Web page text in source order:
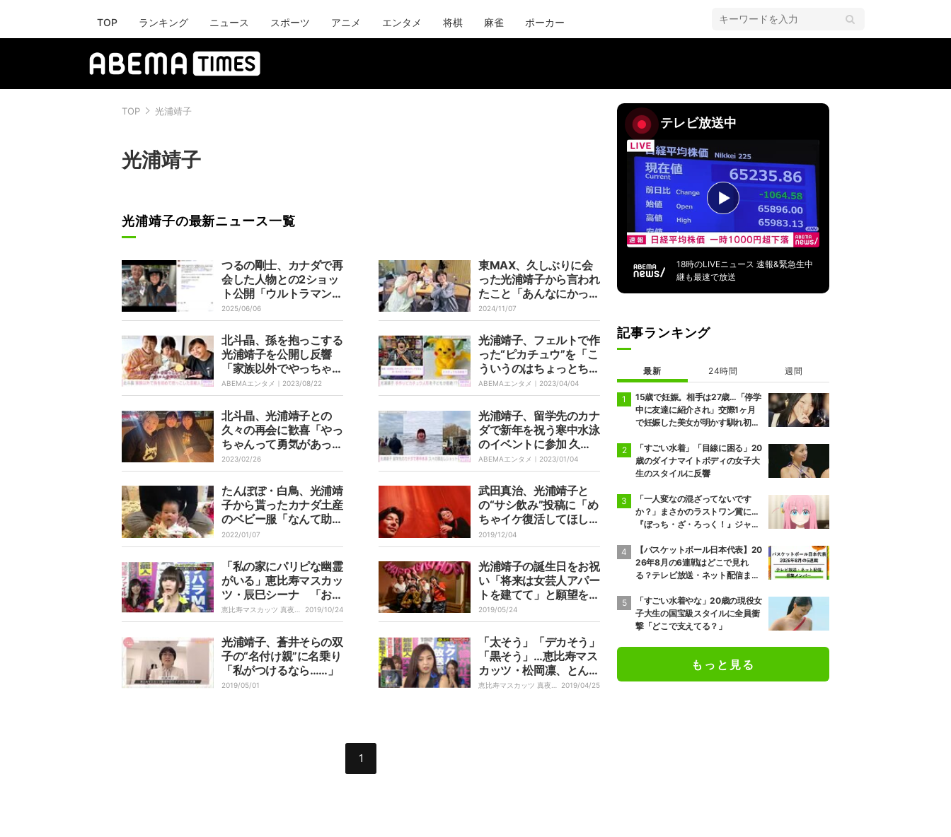
TOP ランキング ニュース スポーツ アニメ エンタメ 将棋 麻雀 ポーカー
TOP 光浦靖子
光浦靖子
光浦靖子の最新ニュース一覧
つるの剛士、カナダで再
会した人物との2ショッ
ト公開「ウルトラマンダ
イナ時代からのお付き合
い」
2025/06/06
東MAX、久しぶりに会
った光浦靖子から言われ
たこと「あんなにかっこ
良かったのに」
2024/11/07
北斗晶、孫を抱っこする
光浦靖子を公開し反響
「家族以外でやっちゃん
が初めてです」
ABEMAエンタメ｜ 2023/08/22
光浦靖子、フェルトで作
った“ピカチュウ”を「こ
ういうのはちょっとちが
う」と言われショック
ABEMAエンタメ｜ 2023/04/04
北斗晶、光浦靖子との
久々の再会に歓喜「やっ
ちゃんって勇気があって
本当に凄い」
2023/02/26
光浦靖子、留学先のカナ
ダで新年を祝う寒中水泳
のイベントに参加 久々
の顔出しショットを公開
ABEMAエンタメ｜ 2023/01/04
たんぽぽ・白鳥、光浦靖
子から貰ったカナダ土産
のベビー服「なんて助か
るんだ！」
2022/01/07
武田真治、光浦靖子と
の“サシ飲み”投稿に「め
ちゃイケ復活してほしい
です」の声
2019/12/04
「私の家にパリピな幽霊
がいる」恵比寿マスカッ
ツ・辰巳シーナ 「おか
げで最近、凄い元気
(笑)」
恵比寿マスカッツ 真夜中
2019/10/24
光浦靖子の誕生日をお祝
い「将来は女芸人アパー
トを建てて」と願望を語
る
2019/05/24
光浦靖子、蒼井そらの双
子の“名付け親”に名乗り
「私がつけるなら……」
2019/05/01
「太そう」「デカそう」
「黒そう」…恵比寿マス
カッツ・松岡凛、とんで
もない告白
恵比寿マスカッツ 真夜中
2019/04/25
1
テレビ放送中
18時のLIVEニュース 速報&緊急生中
継も最速で放送
記事ランキング
最新 24時間 週間
15歳で妊娠。相手は27歳…「停学
中に友達に紹介され」交際1ヶ月
で妊娠した美女が明かす馴れ初め
絶句
「すごい水着」「目線に困る」20
歳のダイナマイトボディの女子大
生のスタイルに反響
「一人変なの混ざってないです
か？」まさかのラストワン賞に…
『ぼっち・ざ・ろっく！』ジャー
【バスケットボール日本代表】20
26年8月の6連戦はどこで見れ
る？テレビ放送・ネット配信まと
「すごい水着やな」20歳の現役女
子大生の国宝級スタイルに全員衝
撃「どこで支えてる？」
もっと見る